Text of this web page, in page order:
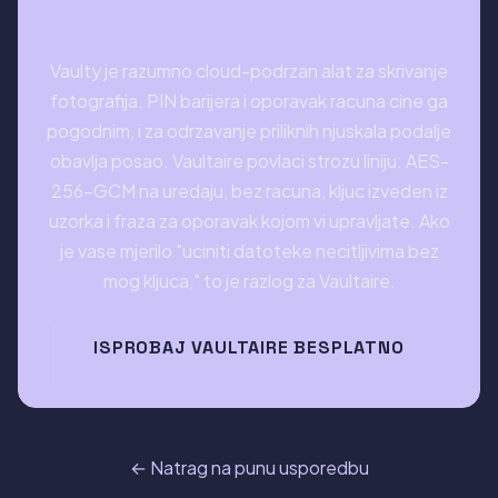
Vaulty je razumno cloud-podrzan alat za skrivanje
fotografija. PIN barijera i oporavak racuna cine ga
pogodnim, i za odrzavanje priliknih njuskala podalje
obavlja posao. Vaultaire povlaci strozu liniju: AES-
256-GCM na uredaju, bez racuna, kljuc izveden iz
uzorka i fraza za oporavak kojom vi upravljate. Ako
je vase mjerilo "uciniti datoteke necitljivima bez
mog kljuca," to je razlog za Vaultaire.
ISPROBAJ VAULTAIRE BESPLATNO
← Natrag na punu usporedbu